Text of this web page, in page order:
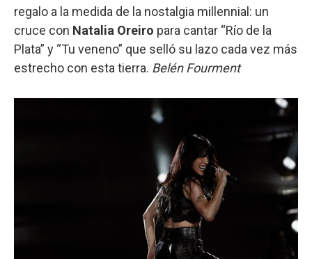
regalo a la medida de la nostalgia millennial: un
cruce con Natalia Oreiro para cantar “Río de la
Plata” y “Tu veneno” que selló su lazo cada vez más
estrecho con esta tierra. Belén Fourment